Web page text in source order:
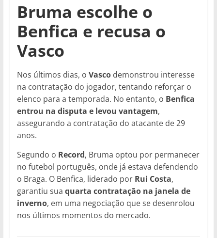
Bruma escolhe o
Benfica e recusa o
Vasco
Nos últimos dias, o Vascodemonstrou interesse
na contratação do jogador, tentando reforçar o
elenco para a temporada. No entanto, o Benfica
entrou na disputa e levou vantagem,
assegurando a contratação do atacante de 29
anos.
Segundo o Record, Bruma optou por permanecer
no futebol português, onde já estava defendendo
o Braga. O Benfica, liderado por Rui Costa,
garantiu sua quarta contratação na janela de
inverno, em uma negociação que se desenrolou
nos últimos momentos do mercado.